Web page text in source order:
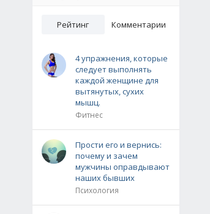
Рейтинг Комментарии
4 упражнения, которые
следует выполнять
каждой женщине для
вытянутых, сухих
мышц.
Фитнес
Прости его и вернись:
почему и зачем
мужчины оправдывают
наших бывших
Психология